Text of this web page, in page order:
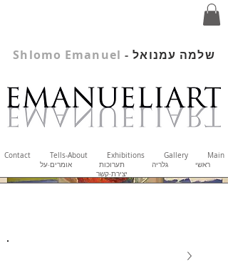
Shlomo Emanuel - שלמה עמנואל
Contact Tells-About Exhibitions Gallery Main
ראשיגלריה תערוכותאומרים-על
יצירת-קשר